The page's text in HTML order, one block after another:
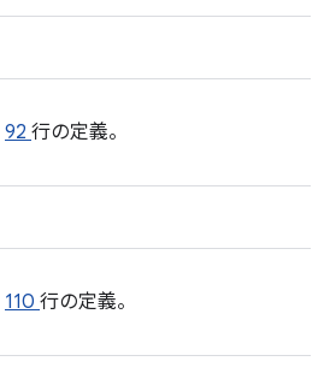
92 行の定義。
110 行の定義。